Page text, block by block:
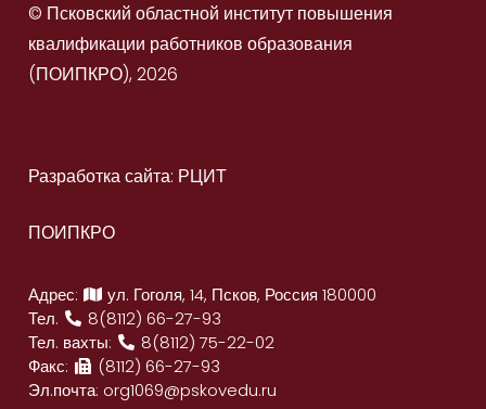
© Псковский областной институт повышения
квалификации работников образования
(ПОИПКРО), 2026
Разработка сайта: РЦИТ
ПОИПКРО
Адрес:
ул. Гоголя, 14, Псков, Россия 180000
Тел.
8(8112) 66-27-93
Тел. вахты:
8(8112) 75-22-02
Факс:
(8112) 66-27-93
Эл.почта: org1069@pskovedu.ru